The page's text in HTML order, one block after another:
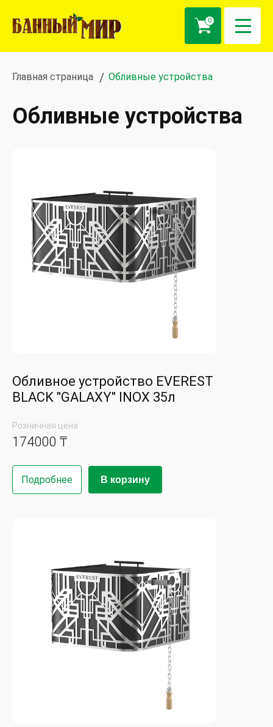
0
Главная страница Обливные устройства
Обливные устройства
Обливное устройство EVEREST
BLACK "GALAXY" INOX 35л
Розничная цена
174000 ₸
Подробнее В корзину